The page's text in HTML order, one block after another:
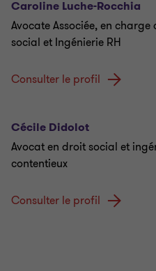
Caroline Luche-Rocchia
Avocate Associée, en charge
social et Ingénierie RH
Consulter le profil
Cécile Didolot
Avocat en droit social et
contentieux
Consulter le profil